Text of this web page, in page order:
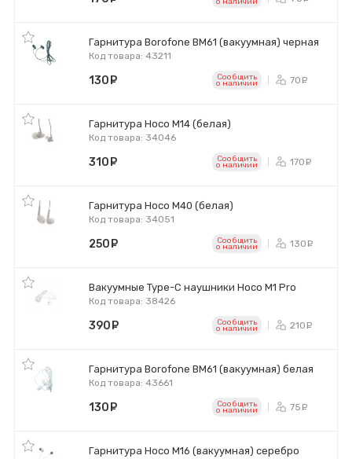
Гарнитура Borofone BM61 (вакуумная) черная
Код товара: 43211
130 Сообщить
o наличии 70
Гарнитура Hoco M14 (белая)
Код товара: 34046
310 Сообщить
o наличии 170
Гарнитура Hoco M40 (белая)
Код товара: 34051
250 Сообщить
o наличии 130
Вакуумные Type-C наушники Hoco M1 Pro
Код товара: 38426
390 Сообщить
o наличии 210
Гарнитура Borofone BM61 (вакуумная) белая
Код товара: 43661
130 Сообщить
o наличии 75
Гарнитура Hoco M16 (вакуумная) серебро